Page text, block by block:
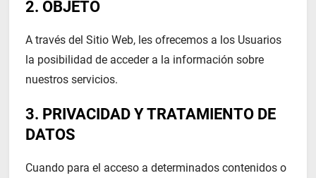
2. OBJETO
A través del Sitio Web, les ofrecemos a los Usuarios
la posibilidad de acceder a la información sobre
nuestros servicios.
3. PRIVACIDAD Y TRATAMIENTO DE
DATOS
Cuando para el acceso a determinados contenidos o